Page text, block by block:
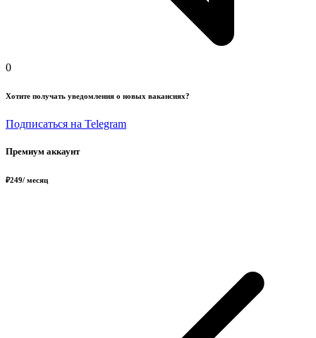
0
Хотите получать уведомления о новых вакансиях?
Подписаться на Telegram
Премиум аккаунт
₽249/ месяц